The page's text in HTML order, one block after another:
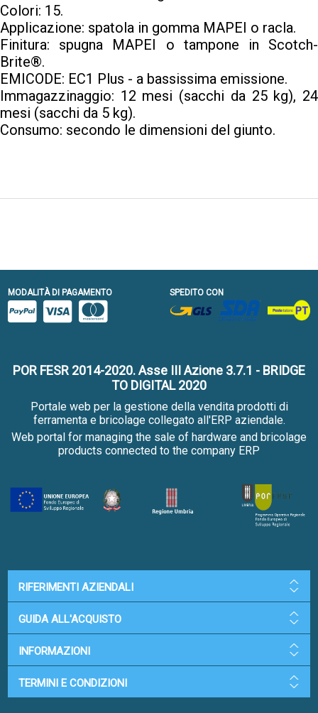
Colori: 15.
Applicazione: spatola in gomma MAPEI o racla.
Finitura: spugna MAPEI o tampone in Scotch-
Brite®.
EMICODE: EC1 Plus - a bassissima emissione.
Immagazzinaggio: 12 mesi (sacchi da 25 kg), 24
mesi (sacchi da 5 kg).
Consumo: secondo le dimensioni del giunto.
MODALITÀ DI PAGAMENTO SPEDITO CON
POR FESR 2014-2020. Asse III Azione 3.7.1 - BRIDGE
TO DIGITAL 2020
Portale web per la gestione della vendita prodotti di
ferramenta e bricolage collegato all'ERP aziendale.
Web portal for managing the sale of hardware and bricolage
products connected to the company ERP
RIFERIMENTI AZIENDALI
GUIDA ALL'ACQUISTO
INFORMAZIONI
TERMINI E CONDIZIONI